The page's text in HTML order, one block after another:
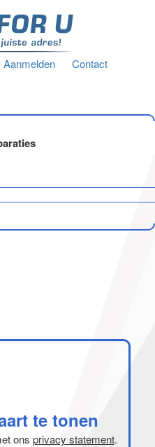
Aanmelden Contact
te tonen
ons privacy statement.